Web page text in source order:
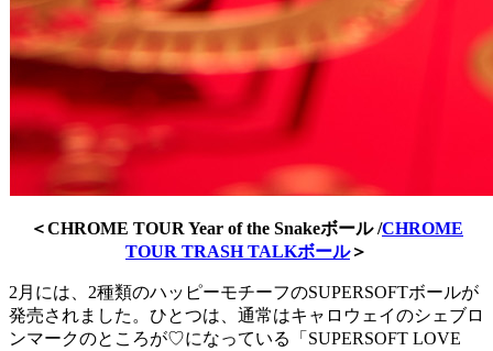
＜CHROME TOUR Year of the Snakeボール /CHROME
TOUR TRASH TALKボール＞
2月には、2種類のハッピーモチーフのSUPERSOFTボールが
発売されました。ひとつは、通常はキャロウェイのシェブロ
ンマークのところが♡になっている「SUPERSOFT LOVE